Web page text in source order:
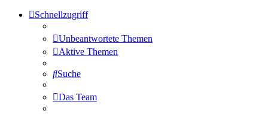
Schnellzugriff
Unbeantwortete Themen
Aktive Themen
Suche
Das Team